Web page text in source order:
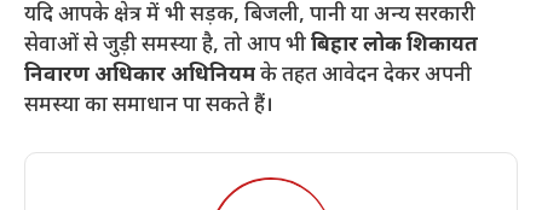
यदि आपके क्षेत्र में भी सड़क, बिजली, पानी या अन्य सरकारी
सेवाओं से जुड़ी समस्या है, तो आप भीबिहार लोक शिकायत
निवारण अधिकार अधिनियमके तहत आवेदन देकर अपनी
समस्या का समाधान पा सकते हैं।